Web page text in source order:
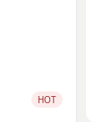
HOT